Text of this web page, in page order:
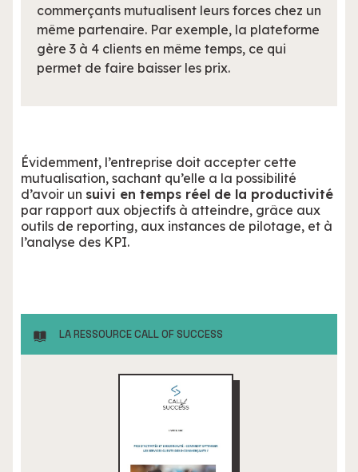
commerçants mutualisent leurs forces chez un
même partenaire. Par exemple, la plateforme
gère 3 à 4 clients en même temps, ce qui
permet de faire baisser les prix.
Évidemment, l’entreprise doit accepter cette
mutualisation, sachant qu’elle a la possibilité
d’avoir un suivi en temps réel de la productivité
par rapport aux objectifs à atteindre, grâce aux
outils de reporting, aux instances de pilotage, et à
l’analyse des KPI.
LA RESSOURCE CALL OF SUCCESS